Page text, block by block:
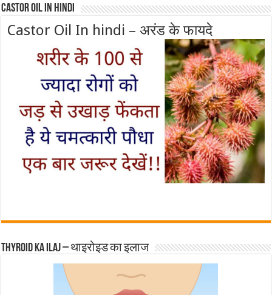
Castor Oil In Hindi
Castor Oil In hindi – अरंड के फायदे
Thyroid ka ilaj – थाइरोइड का इलाज